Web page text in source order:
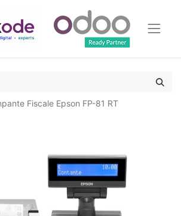
Fiscale Epson FP-81 RT